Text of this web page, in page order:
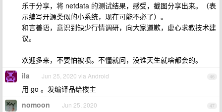
乐于分享，将 netdata 的测试结果，感受，截图分享出来。（表
示编写开源类似的小系统，现在可能不必了）。
和言善语，意识到缺少行情调研，向大家道歉，虚心求教技术建
议。
欢迎多来，不要怕被喷。不懂就问，没谁天生就啥都会的。
46
ila Jun 25, 2020 via Android
用 go 。发编译品给楼主
47
nomoon Jun 25, 2020